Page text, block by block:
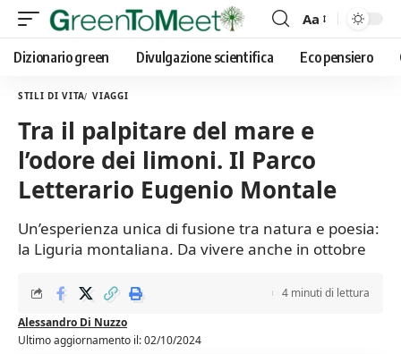
Font
Resizer
Aa
Dizionario green Divulgazione scientifica Eco pensiero
STILI DI VITA VIAGGI
Tra il palpitare del mare e
l’odore dei limoni. Il Parco
Letterario Eugenio Montale
Un’esperienza unica di fusione tra natura e poesia:
la Liguria montaliana. Da vivere anche in ottobre
Ultimo aggiornamento il: 02/10/2024
Alessandro Di Nuzzo
4 minuti di lettura